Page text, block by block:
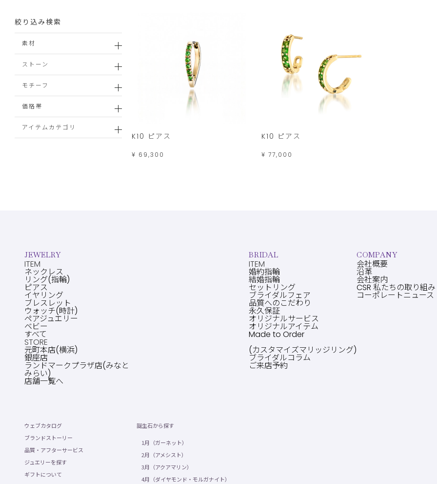
絞り込み検索
素材
ストーン
モチーフ
価格帯
アイテムカテゴリ
K10 ピアス
¥ 69,300
K10 ピアス
¥ 77,000
JEWELRY
ITEM
ネックレス
リング(指輪)
ピアス
イヤリング
ブレスレット
ウォッチ(時計)
ペアジュエリー
ベビー
すべて
STORE
元町本店(横浜)
銀座店
ランドマークプラザ店(みなと
みらい)
店舗一覧へ
ウェブカタログ
ブランドストーリー
品質・アフターサービス
ジュエリーを探す
ギフトについて
誕生石から探す
1月（ガーネット）
2月（アメシスト）
3月（アクアマリン）
4月（ダイヤモンド・モルガナイト）
BRIDAL
ITEM
婚約指輪
結婚指輪
セットリング
ブライダルフェア
品質へのこだわり
永久保証
オリジナルサービス
オリジナルアイテム
Made to Order
(カスタマイズマリッジリング)
ブライダルコラム
ご来店予約
COMPANY
会社概要
沿革
会社案内
CSR 私たちの取り組み
コーポレートニュース